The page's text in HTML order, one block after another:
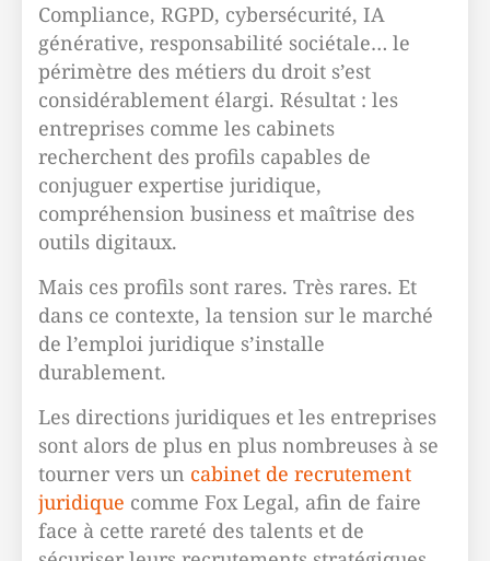
Compliance, RGPD, cybersécurité, IA
générative, responsabilité sociétale… le
périmètre des métiers du droit s’est
considérablement élargi. Résultat : les
entreprises comme les cabinets
recherchent des profils capables de
conjuguer expertise juridique,
compréhension business et maîtrise des
outils digitaux.
Mais ces profils sont rares. Très rares. Et
dans ce contexte, la tension sur le marché
de l’emploi juridique s’installe
durablement.
Les directions juridiques et les entreprises
sont alors de plus en plus nombreuses à se
tourner vers un cabinet de recrutement
juridique comme Fox Legal, afin de faire
face à cette rareté des talents et de